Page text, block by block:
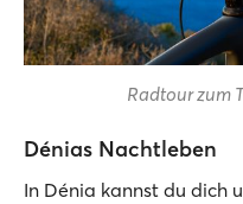
Radtour zum
Dénias Nachtleben
In Dénia kannst du dich